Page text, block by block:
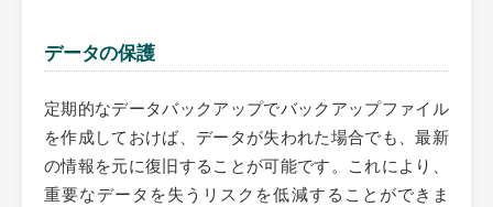
データの保護
定期的なデータバックアップでバックアップファイル
を作成しておけば、データが失われた場合でも、最新
の情報を元に復旧することが可能です。これにより、
重要なデータを失うリスクを低減することができま